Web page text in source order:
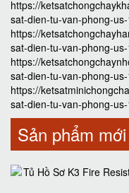
https://
sat-dien-tu-van-phong-
https://
sat-dien-tu-van-phong-
https://
sat-dien-tu-van-phong-
https://
sat-dien-tu-van-phong-
Sản phẩm